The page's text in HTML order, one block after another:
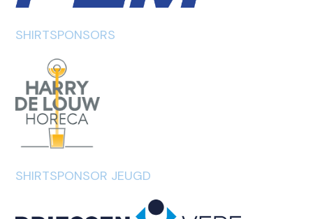
SHIRTSPONSORS
SHIRTSPONSOR JEUGD